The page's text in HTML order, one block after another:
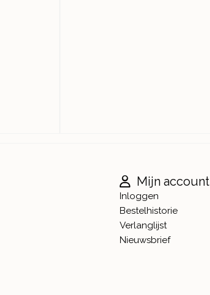
Mijn account
Inloggen
Bestelhistorie
Verlanglijst
Nieuwsbrief